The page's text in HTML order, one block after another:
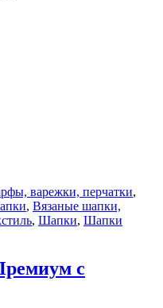
варежки, перчатки,
, Вязаные шапки,
, Шапки, Шапки
с